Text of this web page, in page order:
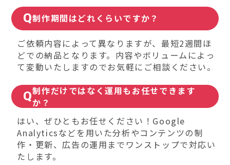
制作期間はどれくらいですか？
ご依頼内容によって異なりますが、最短2週間ほ
どでの納品となります。内容やボリュームによっ
て変動いたしますのでお気軽にご相談ください。
制作だけではなく運用もお任せできます
か？
はい、ぜひともお任せください！Google
Analyticsなどを用いた分析やコンテンツの制
作・更新、広告の運用までワンストップで対応い
たします。